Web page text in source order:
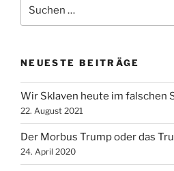
nach:
NEUESTE BEITRÄGE
Wir Sklaven heute im falschen
22. August 2021
Der Morbus Trump oder das
24. April 2020